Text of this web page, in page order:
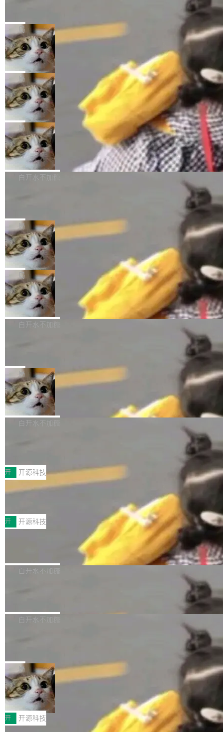
“启蒙老师”。 而今年，恰好是雷霄骅离世十周
年。FFmpeg 社区最终选择用一个大版本的名
字，留下了这份纪念。 雷霄骅曾是中国传媒大学
数字电视技术方向的博士生，长期从事视频、音
频技...
编写程序，目标是完成电商平台作者信息与商品
列表的数据匹配 —— 一项常规的数据处理任
务，最终却产生了 180 万美元的账单，实际支出
超出原定预算 860%。 更令人意外的是，该项目
最终并未成功落地，而高额算力消耗持续运行长
达 5 个月，公司直到财务对账时才察觉异常。这
意味着一个无人看管的 AI 程序，在近半年时间
里日夜不停地"烧钱"。 复盘显示，...
e CEO Clément Delangue 在 CNBC 的采访里
没有拐弯抹角。他说中国正在赢得 AI 竞赛，而
且按目前的速度，中国 AI 工具预计在今年底或
2027 年就能追上美国前沿实验室的水平。 Dela
ngue 把原因归结为一件事：开放协作。中国的
AI 开发者在一个共享和协作的生态里加速迭代，
而美国模型厂商在"闭门造车"。他的原话是 "buil
ding in silos"——各自为战，互不通气。 这个判
断从他嘴里说出来分量不同。Hugging Face 是
全球最大的开源 AI 平台，上面跑着上百万个模
型。谁在开源赛道上领先，...
局
当 AI agent 把源码变成了最好的扩展系
统，开发者工具必须开源
五年前，David Crawshaw 问过很多软件工程师
一个问题：你写过什么给自己用的程序？答案几
乎都是没有。工程师们整天用别人写的程序写程
序给别人用。偶尔有人自己写个博客系统、智能
家居控制、家庭实验室，都算稀奇事。 Crawsh
aw 是 Shelley 的作者，一个开源 AI coding age
nt。他最近在博客上写了一篇文章，核心论点很
简单：开发者工具必须开源。 理由不是传统的自
由软件情怀，而是一个跟 AI agent 直接相关的
技术判断。 两行 prompt 就能个性化任何软件 C
局
DeepSeek Harness 宣布内测邀请，全
网最大规模开源 Agent 路演现场诞生
一条内测招募帖，发出去的时候大概没人想到它
会变成一场开源 Agent 生态的路演。 8月1日，
DeepSeek Harness 团队负责人崔添翼（tiany
i）在 X 上发帖： 「如果你是 Agent Harness 相
关开源项目的开发者，希望参加 DeepSeek Har
ness 的内测，可以回复或私信联系我。请附上
Harness 负责把能力落到真实环境中——调用工
具、读写文件、管理上下文、处理错误、完成闭
环。崔添翼招人的标...
局
商汤 SenseNova U1.5-Lite-Preview
开源
商汤科技宣布面向社区开源轻量级统一多模态模
型的预览版本 SenseNova U1.5-Lite-Preview。
理解、推理、生成与编辑，还仅以 8B-MoT 的轻
量大小，将能力推进到4K、更精细的真实质感、
更复杂的视觉控制和可持续迭代编辑。 相比 U
1，U1.5-Lite-Preview 在以下方向上带来了显著
提升： 原生支持4K图像生成； 更精细的局部纹
理、细节与真实世界质感； 更准确的中英文文字
生成与复杂版式组织； 更稳定的图...
白开水不加糖
nap。这次是 hwctl——一个用来检查 Ubuntu
硬件认证状态的命令行工具。 Canonical 工程师
Alan Griffiths 在邮件列表中说得很直白：「hwc
tl 是一个 Ubuntu 专有的包，它和它的依赖项都
是 Ubuntu 专有的，不会用在其他发行版上。」
所以 deb 版本的受众实际上为零。既然只有 Ub
untu 用户在用，那用 snap 打包就没什么可纠结
的。 从 deb 到 snap 的迁移路径 hwctl 是 rust-
hwlib 硬件 API 库的一部分，命令行工具负责查
局
Dario Amodei 担心新人来 Anthropic
只为金钱，不为使命
顶级 AI 研究员在两家公司之间来回跳，中间只
隔了几天。 Lilian Weng 上周刚宣布因健康原因
离开 Thinking Machines Lab，说自己作为联合
创始人的角色「太累了」。几天后，The Inform
ation 就曝出她将重回 OpenAI，负责递归自我
改进方向的研究。她是 Thinking Machines 过
一在人才争夺战中失血的公司。六月，Google
连失两员大将：Noam Shazeer 去了 Op...
局
FFmpeg 9.0 发布
FFmpeg 9.0 现已发布，包含多项改进。官方更
新日志列出的 9.0 版本主要更新内容如下： 扩
er HE-AAC 960 解码 (DAB+) transpose_cuda
filter 添加 AMF Frame Rate Converter (vf_frc
_amf) filter SMPTE 2094-50 元数据支持和直
通 ProRes RAW VideoToolbox 硬件加速器 AP
V ...
白开水不加糖
Code 在 X 上发帖：「DeepSeek Flash did 8T
tokens on August 1st. 5T of free usage + 3T
on OpenCode Go.」79.8 万次浏览，连带着 #
DeepSeek一天消耗了8万亿# 上了微博热搜——
注意这是 OpenCode 一家的消耗。 OpenCode
不完。」5T 来自免费额度，3T 来自 Go...
局
NetBSD 11.0 正式发布
NetBSD 11.0 现已正式发布，这是 NetBSD 操
作系统的第十八个主要版本。 自 NetBSD 10.1
ve JH71XX 的设备，例如 VisionFive 2、PINE
64 STAR64，以及 QEMU。 增强了对 POSIX.1
-2024 和 C23 编程接口标准的兼容性。 compat
_linux(8) 增强了对 Linux 系统调用的支持，包
括 epoll（围绕 kqueue 实现）、POSIX 消息队
列、...
白开水不加糖
案
享会在上海举办。鸿蒙生态的全场景智慧营销平
台鲸鸿动能协同华为游戏中心，面向游戏行业开
发者及生态伙伴，系统呈现了平台在游戏领域的
完整能力版图——从IAP高价值用户的全周期经
营、到IAA游戏的“买变一体”正循环、再到联运与
广告协同的全链路经营闭环，以及面向全球市场
的出海增长布局。 华为终端云业务商业化销售负
责人在开场致辞中表示，游戏开发者的核心诉求
已不再是“多一个投放渠道”，而是一套能够持续
高质量游戏...
开 开源科技
技嘉X3D系列再添新成员 B850 AORU
面向AMD Ryzen X3D处理器玩家，技嘉X3D系
列主板阵容迎来新成员——B850 AORUS ELITE
X3D。作为面向主流高性能平台打造的全新主板
产品，B850 AORUS ELITE X3D延续技嘉在X3
D平台优化上的技术积累，旨在为游戏玩家带来
更稳定、更高效的装机选择。 B850 AORUS ELI
式2.0，可根据不同使用场景释放处理器潜力，
开 开源科技
Zadig v5.0 发布：AI 发布专员与 AI 审
我们团队这几天最大的卡点不是 AI 写得不够
好，是 AI 写得太好了。 好到审查排期从两天的
过 1528 名开发者，85% 说 AI 把瓶颈从写代码
白开水不加糖
数据库，有一个图形后端。作为一个原生的 Gra
布，具体更新内容包括： feat(zero)：Zero 现
支持 --security superflag（token=...;whitelist
=...），与 Alpha 版本的格式一致，并据此对其
管理 HTTP 端点进行授权。 <blockquote> <p>
<span><strong>警告：</strong>&nbsp;Zero
的 admin ...
白开水不加糖
块钱的玩意儿——一根小竹签，一个竹筒，一头
系着涂了松香的线。甩起来，竹膜震动，发出“哇
——哇”的蝉鸣声。实物越来越难找了，有开发者
把它做成了 Web 玩具，放在 zhuzhiliao.imsai.c
c 上，并在 GitHub 开源。 玩法很简单：按住屏
幕画圈，或者直接甩手机。页面会实时显示转速
局
30倍效率升级：解锁医学影像数据要素
价值化的真实路径
完成一例腹部CT影像标注，张医生过去需要约1
20个小时。他必须在数百张连续影像上，一笔一
笔勾画边界，一层一层识别肌肉组织。如今，使
开 开源科技